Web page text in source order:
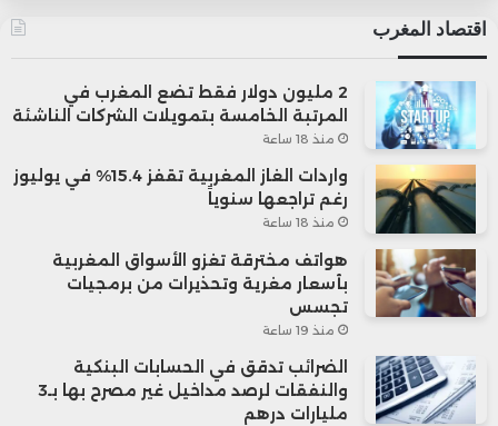
اقتصاد المغرب
2 مليون دولار فقط تضع المغرب في
المرتبة الخامسة بتمويلات الشركات الناشئة
منذ 18 ساعة
واردات الغاز المغربية تقفز 15.4% في يوليوز
رغم تراجعها سنوياً
منذ 18 ساعة
هواتف مخترقة تغزو الأسواق المغربية
بأسعار مغرية وتحذيرات من برمجيات
تجسس
منذ 19 ساعة
الضرائب تدقق في الحسابات البنكية
والنفقات لرصد مداخيل غير مصرح بها بـ3
مليارات درهم